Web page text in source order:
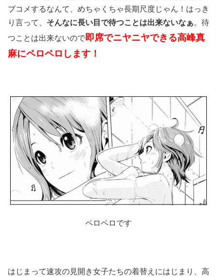
ブコメするなんて、めちゃくちゃ長期尺度じゃん！はっき
り言って、 そんなに長い目で待つことは出来ないなぁ。待
つことは出来ないので即席でニヤニヤできる高峰真
麻にペロペロします！
ペロペロです
はじまって速攻の見開き女子たちの着替えにはじまり、高